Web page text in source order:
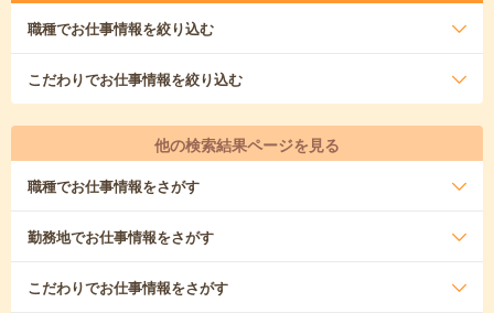
職種でお仕事情報を絞り込む
こだわりでお仕事情報を絞り込む
他の検索結果ページを見る
職種でお仕事情報をさがす
勤務地でお仕事情報をさがす
こだわりでお仕事情報をさがす